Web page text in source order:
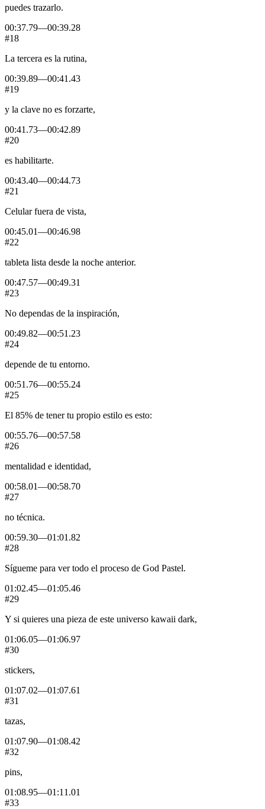
puedes trazarlo.
00:37.79—00:39.28
#18
La tercera es la rutina,
00:39.89—00:41.43
#19
y la clave no es forzarte,
00:41.73—00:42.89
#20
es habilitarte.
00:43.40—00:44.73
#21
Celular fuera de vista,
00:45.01—00:46.98
#22
tableta lista desde la noche anterior.
00:47.57—00:49.31
#23
No dependas de la inspiración,
00:49.82—00:51.23
#24
depende de tu entorno.
00:51.76—00:55.24
#25
El 85% de tener tu propio estilo es esto:
00:55.76—00:57.58
#26
mentalidad e identidad,
00:58.01—00:58.70
#27
no técnica.
00:59.30—01:01.82
#28
Sígueme para ver todo el proceso de God Pastel.
01:02.45—01:05.46
#29
Y si quieres una pieza de este universo kawaii dark,
01:06.05—01:06.97
#30
stickers,
01:07.02—01:07.61
#31
tazas,
01:07.90—01:08.42
#32
pins,
01:08.95—01:11.01
#33